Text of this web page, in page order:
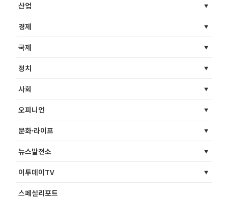
산업
경제
국제
정치
사회
오피니언
문화·라이프
뉴스발전소
이투데이TV
스페셜리포트